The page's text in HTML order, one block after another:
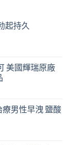
起持久
美國輝瑞原廠
男性早洩 鹽酸